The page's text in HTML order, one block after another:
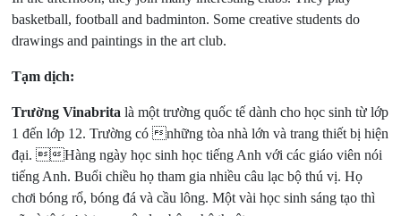
basketball, football and badminton. Some creative students do
drawings and paintings in the art club.
Tạm dịch:
Trường Vinabrita là một trường quốc tế dành cho học sinh từ lớp
1 đến lớp 12. Trường có những tòa nhà lớn và trang thiết bị hiện
đại. Hàng ngày học sinh học tiếng Anh với các giáo viên nói
tiếng Anh. Buổi chiều họ tham gia nhiều câu lạc bộ thú vị. Họ
chơi bóng rổ, bóng đá và cầu lông. Một vài học sinh sáng tạo thì